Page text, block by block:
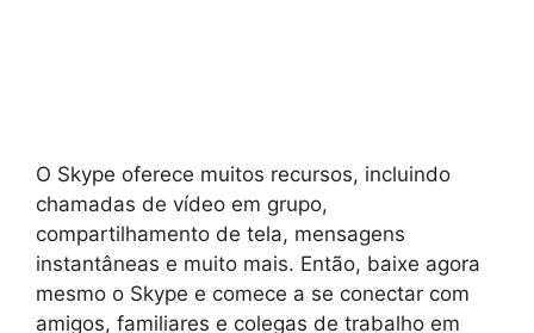
O Skype oferece muitos recursos, incluindo
chamadas de vídeo em grupo,
compartilhamento de tela, mensagens
instantâneas e muito mais. Então, baixe agora
mesmo o Skype e comece a se conectar com
amigos, familiares e colegas de trabalho em